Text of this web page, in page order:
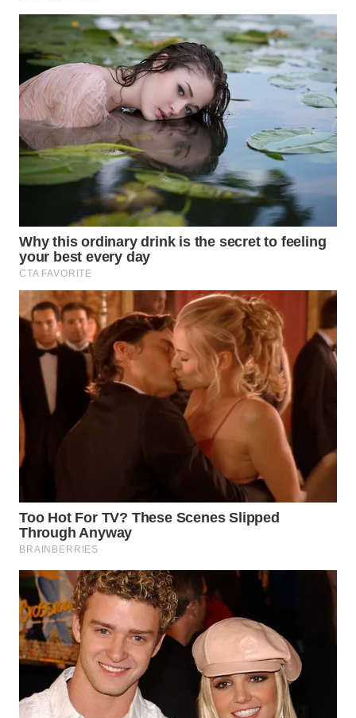
WN
PAKPAK
WN
KARAWANG
WN
BEKASI
BOGOR
WN
WN
TAPANULI
UTARA
WN
SAMOSIR
WN
SUMEDANG
WN
CIANJUR
WN
KEPULAUAN
SERIBU